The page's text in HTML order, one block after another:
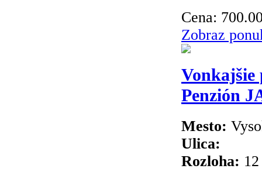
Cena:
Zobraz
Vonkajšie
Penzión
Mesto:
Ulica:
Rozloha: